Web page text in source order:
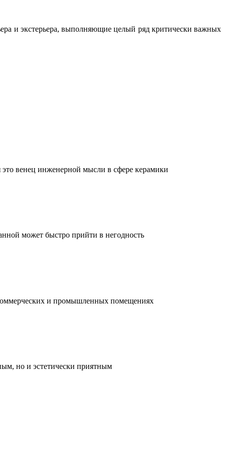
и экстерьера, выполняющие целый ряд критически важных
венец инженерной мысли в сфере керамики
может быстро прийти в негодность
и промышленных помещениях
но и эстетически приятным